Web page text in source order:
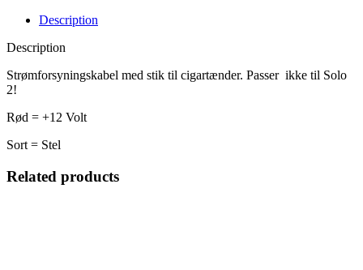
Description
Description
Strømforsyningskabel med stik til cigartænder. Passer ikke til Solo
2!
Rød = +12 Volt
Sort = Stel
Related products